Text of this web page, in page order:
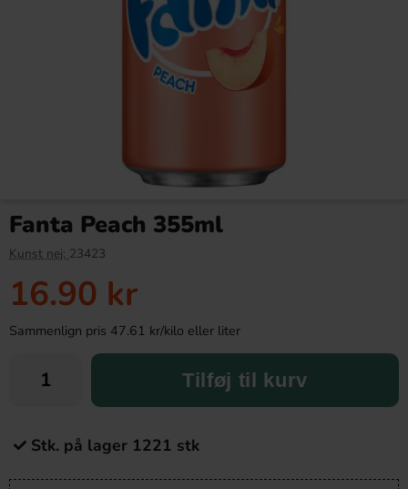
Fanta Peach 355ml
Kunst nej: 23423
16.90 kr
Sammenlign pris 47.61 kr/kilo eller liter
Tilføj til kurv
Stk. på lager 1221 stk